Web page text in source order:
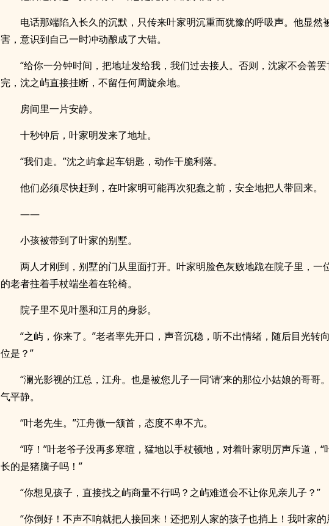
电话那端陷入长久的沉默，只传来叶家明沉重而犹豫的呼吸声。他显然
害，意识到自己一时冲动酿成了大错。
“给你一分钟时间，把地址发给我，我们过去接人。否则，沈家不会善罢
完，沈之屿直接挂断，不留任何周旋余地。
房间里一片安静。
十秒钟后，叶家明发来了地址。
“我们走。”沈之屿拿起车钥匙，动作干脆利落。
他们必须尽快赶到，在叶家明可能再次犯蠢之前，安全地把人带回来。
——
小孩被带到了叶家的别墅。
两人才刚到，别墅的门从里面打开。叶家明脸色灰败地跪在院子里，一
的老者拄着手杖端坐着在轮椅。
院子里不见叶墨和江月的身影。
“之屿，你来了。”老者率先开口，声音沉稳，听不出情绪，随后目光转
位是？”
“澜光影视的江总，江舟。也是被您儿子一同‘请’来的那位小姑娘的哥哥
气平静。
“叶老先生。”江舟微一颔首，态度不卑不亢。
“哼！”叶老爷子没再多寒暄，猛地以手杖顿地，对着叶家明厉声斥道，“
长的是猪脑子吗！”
“你想见孩子，直接找之屿商量不行吗？之屿难道会不让你见亲儿子？”
“你倒好！不声不响就把人接回来！还把别人家的孩子也捎上！我叶家